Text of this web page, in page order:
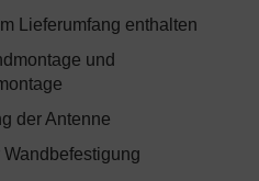
Lieferumfang enthalten
und
der Antenne